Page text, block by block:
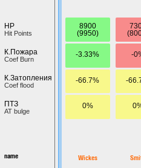
HP
Hit Points
К.Пожара
Coef Burn
К.Затопления
Coef flood
ПТЗ
AT bulge
name
8900
(9950)
-3.33%
-66.7%
0%
Wickes
-
-